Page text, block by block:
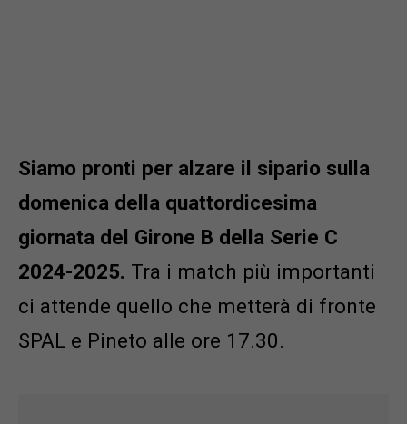
Siamo pronti per alzare il sipario sulla
domenica della quattordicesima
giornata del Girone B della Serie C
2024-2025. Tra i match più importanti
ci attende quello che metterà di fronte
SPAL e Pineto alle ore 17.30.